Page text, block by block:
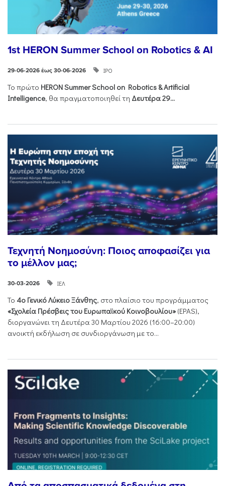
1st HERON Summer School on Robotics & AI
29-06-2026 έως 30-06-2026 ΙΡΟ
Το πρώτο HERONSummerSchool on Robotics &Artificial
Intelligence, θα πραγματοποιηθεί τη Δευτέρα 29...
Τεχνητή Νοημοσύνη: Ποιος αποφασίζει για
το μέλλον μας;
30-03-2026 ΙΕΛ
Το 4ο Γενικό Λύκειο Ξάνθης, στο πλαίσιο του προγράμματος
«Σχολεία Πρέσβεις του Ευρωπαϊκού Κοινοβουλίου»(EPAS),
διοργανώνει τη Δευτέρα 30 Μαρτίου 2026 (16:00–20:00)
ανοικτή εκδήλωση σε συνδιοργάνωση με το...